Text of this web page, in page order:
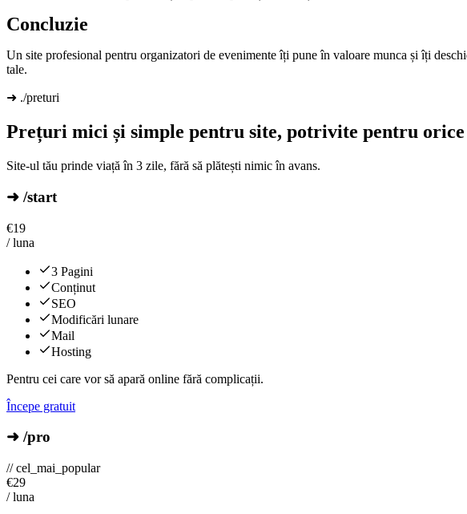
Concluzie
Un site profesional pentru organizatori de evenimente îți pune în valoare munca și îți
tale.
➜ ./preturi
Prețuri mici și simple pentru site, potrivite pentru
Site-ul tău prinde viață în 3 zile, fără să plătești nimic în avans.
➜ /start
€19
/ luna
3 Pagini
Conținut
SEO
Modificări lunare
Mail
Hosting
Pentru cei care vor să apară online fără complicații.
Începe gratuit
➜ /pro
// cel_mai_popular
€29
/ luna